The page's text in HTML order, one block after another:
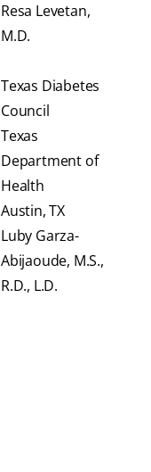
Resa Levetan,
M.D.
Texas Diabetes
Council
Texas
Department of
Health
Austin, TX
Luby Garza-
Abijaoude, M.S.,
R.D., L.D.